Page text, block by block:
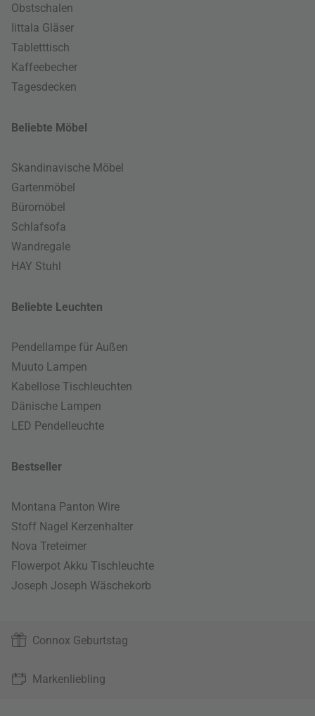
Obstschalen
Iittala Gläser
Tabletttisch
Kaffeebecher
Tagesdecken
Beliebte Möbel
Skandinavische Möbel
Gartenmöbel
Büromöbel
Schlafsofa
Wandregale
HAY Stuhl
Beliebte Leuchten
Pendellampe für Außen
Muuto Lampen
Kabellose Tischleuchten
Dänische Lampen
LED Pendelleuchte
Bestseller
Montana Panton Wire
Stoff Nagel Kerzenhalter
Nova Treteimer
Flowerpot Akku Tischleuchte
Joseph Joseph Wäschekorb
Connox Geburtstag
Markenliebling